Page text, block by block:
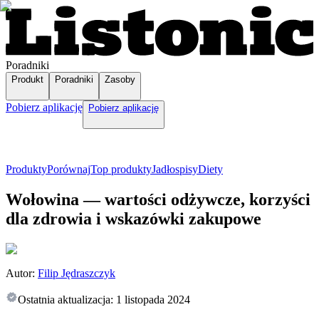
Poradniki
Produkt Poradniki Zasoby
Pobierz aplikację Pobierz aplikację
ProduktyPorównajTop produktyJadłospisyDiety
Wołowina — wartości odżywcze, korzyści
dla zdrowia i wskazówki zakupowe
Autor: Filip Jędraszczyk
Ostatnia aktualizacja: 1 listopada 2024